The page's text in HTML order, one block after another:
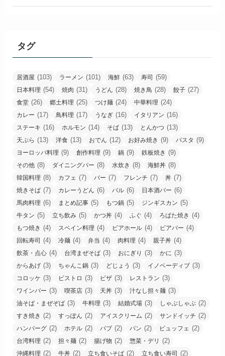
タグ
居酒屋 (103) ラーメン (101) 海鮮 (63) 寿司 (59)
日本料理 (54) 焼肉 (31) うどん (28) 焼き鳥 (28) 餃子 (27)
食堂 (26) 郷土料理 (25) つけ麺 (24) 中華料理 (24)
カレー (17) 鳥料理 (17) うなぎ (16) イタリアン (16)
ステーキ (16) ホルモン (14) そば (13) とんかつ (13)
天ぷら (13) 洋食 (13) おでん (12) お好み焼き (9) パスタ (9)
ヨーロッパ料理 (9) 創作料理 (9) 鍋 (9) 鉄板焼き (9)
その他 (8) ダイニングバー (8) 水炊き (8) 海鮮丼 (8)
韓国料理 (8) カフェ (7) バー (7) フレンチ (7) 丼 (7)
焼きそば (7) カレーうどん (6) バル (6) 日本酒バー (6)
馬肉料理 (6) まとめ記事 (5) もつ鍋 (5) ジンギスカン (5)
牛タン (5) 立ち飲み (5) かつ丼 (4) ふぐ (4) ろばた焼き (4)
もつ焼き (4) スペイン料理 (4) ビアホール (4) ビアバー (4)
回転寿司 (4) 冷麺 (4) 弁当 (4) 肉料理 (4) 親子丼 (4)
飲茶・点心 (4) 台湾まぜそば (3) おにぎり (3) かに (3)
からあげ (3) ちゃんこ鍋 (3) どじょう (3) イノベーディブ (3)
コロッケ (3) ビストロ (3) ピザ (3) レストラン (3)
ワインバー (3) 喫茶店 (3) 天丼 (3) 汁なし担々麺 (3)
油そば・まぜぞば (3) 牛料理 (3) 結婚式場 (3) しゃぶしゃぶ (2)
すき焼き (2) すっぽん (2) アイスクリーム (2) サンドイッチ (2)
ハンバーグ (2) ホテル (2) パブ (2) パン (2) ビュッフェ (2)
台湾料理 (2) 担々麺 (2) 揚げ物 (2) 惣菜・デリ (2)
沖縄料理 (2) 牛丼 (2) 立ち食いそば (2) 立ち食い寿司 (2)